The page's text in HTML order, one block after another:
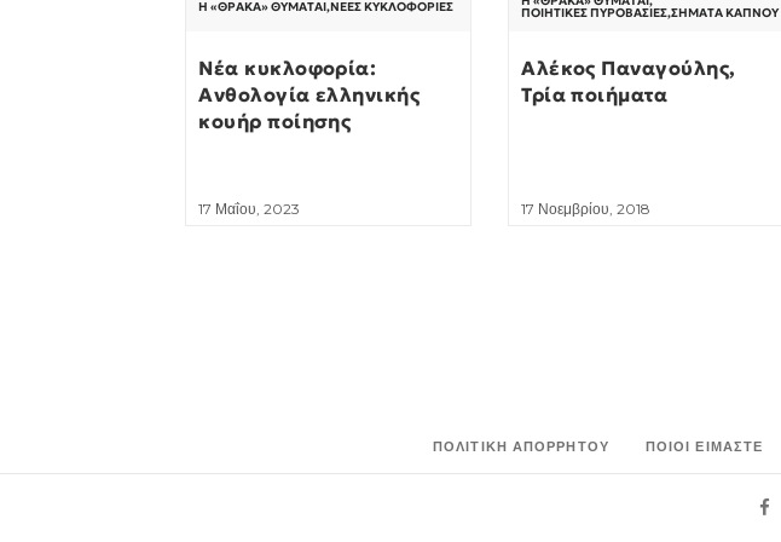
Η «ΘΡΆΚΑ» ΘΥΜΆΤΑΙ,ΝΈΕΣ ΚΥΚΛΟΦΟΡΊΕΣ
Νέα κυκλοφορία:
Ανθολογία ελληνικής
κουήρ ποίησης
17 Μαΐου, 2023
ΠΟΙΗΤΙΚΈΣ ΠΥΡΟΒΑΣΊΕΣ,ΣΉΜΑΤΑ ΚΑΠΝΟΎ
Αλέκος Παναγούλης,
Τρία ποιήματα
17 Νοεμβρίου, 2018
ΠΟΛΙΤΙΚΉ ΑΠΟΡΡΉΤΟΥ ΠΟΙΟΙ ΕΊΜΑΣΤΕ